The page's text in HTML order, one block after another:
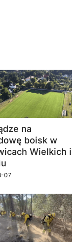
na
boisk w
Wielkich i
07